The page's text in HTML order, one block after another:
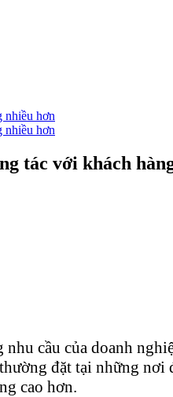
tác với khách
nhu cầu của doanh
đặt tại những
cao hơn.